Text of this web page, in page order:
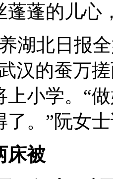
蓬蓬的儿心
湖北日报
的蚕万搓
上小学。“
了。”阮女
床被